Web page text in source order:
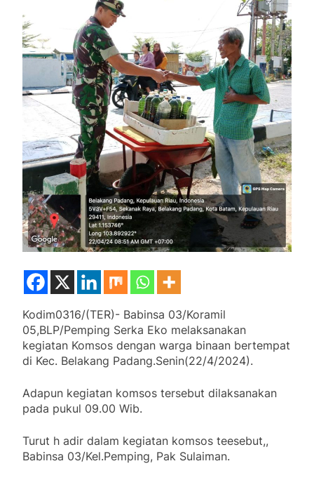
Kodim0316/(TER)- Babinsa 03/Koramil
05,BLP/Pemping Serka Eko melaksanakan
kegiatan Komsos dengan warga binaan bertempat
di Kec. Belakang Padang.Senin(22/4/2024).
Adapun kegiatan komsos tersebut dilaksanakan
pada pukul 09.00 Wib.
Turut h adir dalam kegiatan komsos teesebut,,
Babinsa 03/Kel.Pemping, Pak Sulaiman.